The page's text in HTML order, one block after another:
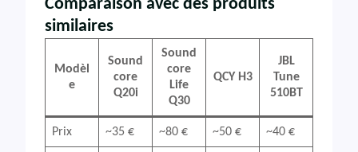
Comparaison avec des produits
similaires
Modèl
e
Sound
core
Q20i
Sound
core
Life
Q30
QCY H3
JBL
Tune
510BT
Prix ~35 € ~80 € ~50 € ~40 €